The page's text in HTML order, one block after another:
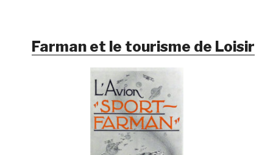
Farman et le tourisme de Loisir